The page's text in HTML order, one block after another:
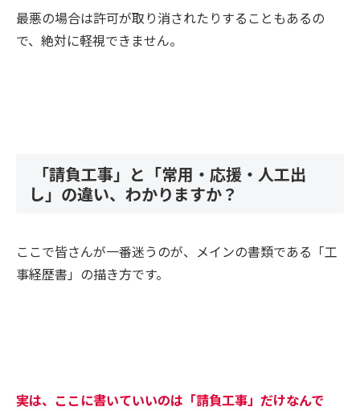
最悪の場合は許可が取り消されたりすることもあるの
で、絶対に軽視できません。
「請負工事」と「常用・応援・人工出
し」の違い、わかりますか？
ここで皆さんが一番迷うのが、メインの書類である「工
事経歴書」の描き方です。
実は、ここに書いていいのは「請負工事」だけなんで